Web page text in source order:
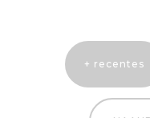
+ recentes